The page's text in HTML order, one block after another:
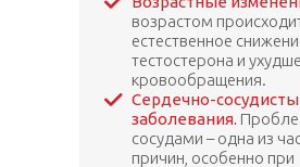
возрастом
естественное
тестостерона и
кровообращения.
Сердечно-
заболевания.
сосудами – одна из
причин, особенно при